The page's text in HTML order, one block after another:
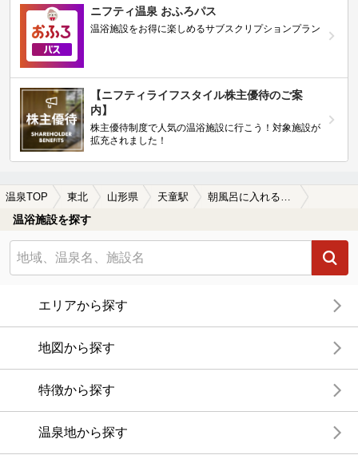
ニフティ温泉 おふろパス
温浴施設をお得に楽しめるサブスクリプションプラン
【ニフティライフスタイル株主優待のご案
内】
株主優待制度で人気の温浴施設に行こう！対象施設が
拡充されました！
温泉TOP 東北 山形県 天童駅
温浴施設を探す
エリアから探す
地図から探す
特徴から探す
温泉地から探す